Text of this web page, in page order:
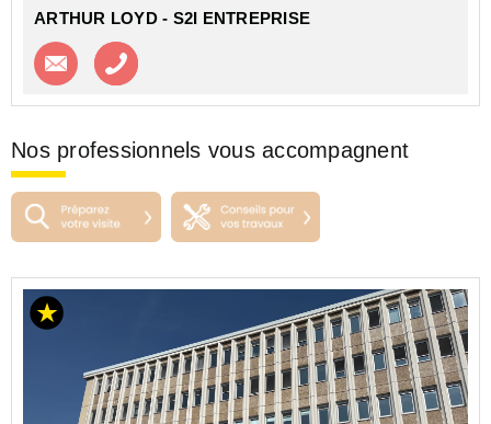
ARTHUR LOYD - S2I ENTREPRISE
Contacter l'agence
Nos professionnels vous accompagnent